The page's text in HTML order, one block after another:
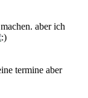
aber ich
termine aber